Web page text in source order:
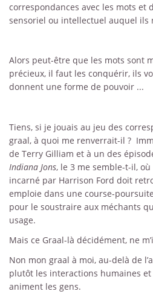
correspondances avec les mots et
sensoriel ou intellectuel auquel ils
Alors peut-être que les mots sont
précieux, il faut les conquérir, ils
donnent une forme de pouvoir ...
Tiens, si je jouais au jeu des
graal, à quoi me renverrait-il ?
de Terry Gilliam et à un des
Indiana Jons, le 3 me semble-t-il,
incarné par Harrison Ford doit
emploie dans une course-
pour le soustraire aux méchants
usage.
Mais ce Graal-là décidément, ne
Non mon graal à moi, au-delà de
plutôt les interactions humaines
animent les gens.